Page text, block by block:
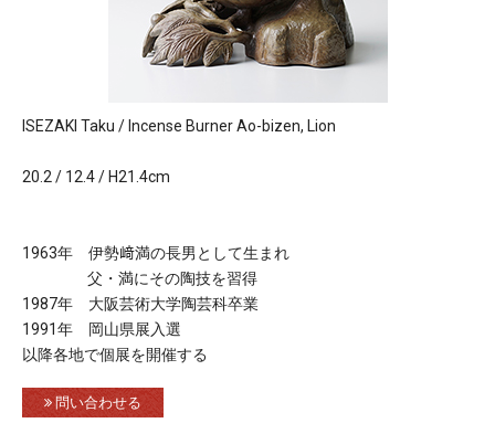
ISEZAKI Taku / Incense Burner Ao-bizen, Lion
20.2 / 12.4 / H21.4cm
1963年 伊勢﨑満の長男として生まれ
父・満にその陶技を習得
1987年 大阪芸術大学陶芸科卒業
1991年 岡山県展入選
以降各地で個展を開催する
問い合わせる